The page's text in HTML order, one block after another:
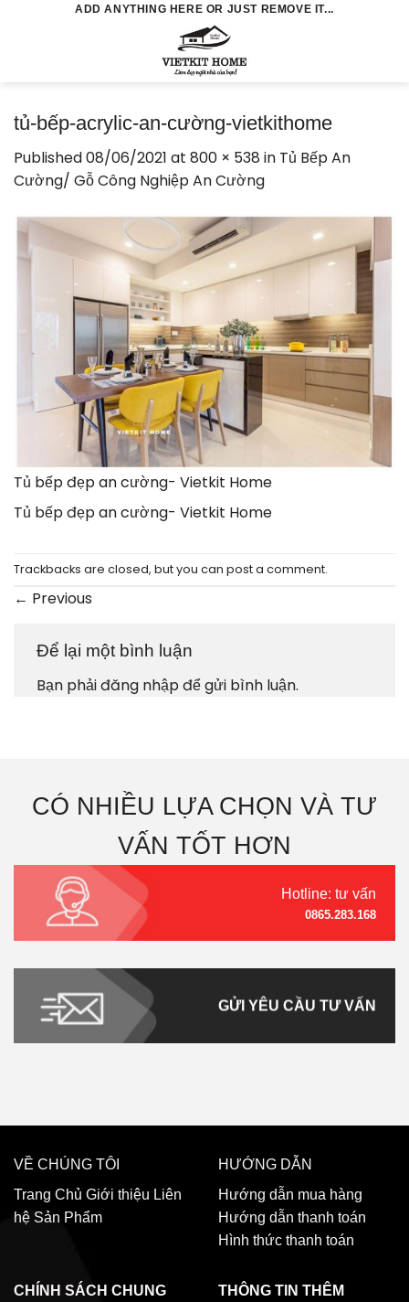
ADD ANYTHING HERE OR JUST REMOVE IT...
tủ-bếp-acrylic-an-cường-vietkithome
Published08/06/2021 at 800 × 538 in Tủ Bếp An
Cường/ Gỗ Công Nghiệp An Cường
Tủ bếp đẹp an cường- Vietkit Home
Tủ bếp đẹp an cường- Vietkit Home
Trackbacks are closed, but you can post a comment.
← Previous
Để lại một bình luận
Bạn phảiđăng nhậpđể gửi bình luận.
CÓ NHIỀU LỰA CHỌN VÀ TƯ
VẤN TỐT HƠN
Hotline: tư vấn
0865.283.168
GỬI YÊU CẦU TƯ VẤN
VỀ CHÚNG TÔI
Trang Chủ Giới thiệu Liên
hệ Sản Phẩm
HƯỚNG DẪN
Hướng dẫn mua hàng
Hướng dẫn thanh toán
Hình thức thanh toán
CHÍNH SÁCH CHUNG
THÔNG TIN THÊM